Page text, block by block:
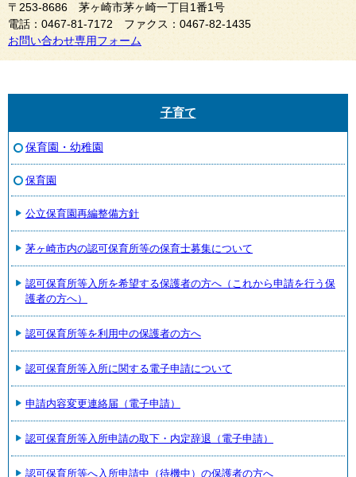
〒253-8686 茅ヶ崎市茅ヶ崎一丁目1番1号
電話：0467-81-7172 ファクス：0467-82-1435
お問い合わせ専用フォーム
子育て
保育園・幼稚園
保育園
公立保育園再編整備方針
茅ヶ崎市内の認可保育所等の保育士募集について
認可保育所等入所を希望する保護者の方へ（これから申請を行う保
護者の方へ）
認可保育所等を利用中の保護者の方へ
認可保育所等入所に関する電子申請について
申請内容変更連絡届（電子申請）
認可保育所等入所申請の取下・内定辞退（電子申請）
認可保育所等へ入所申請中（待機中）の保護者の方へ